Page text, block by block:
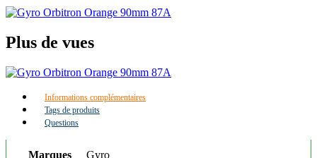
Plus de vues
Informations complémentaires
Tags de produits
Questions
Marques
Gyro